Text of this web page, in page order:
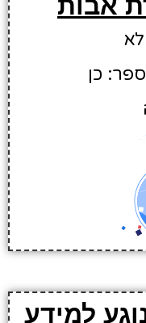
אבות
כן
למידע